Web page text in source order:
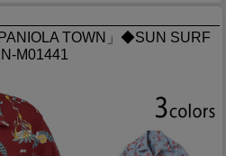
TOWN」◆SUN SURF
M01441